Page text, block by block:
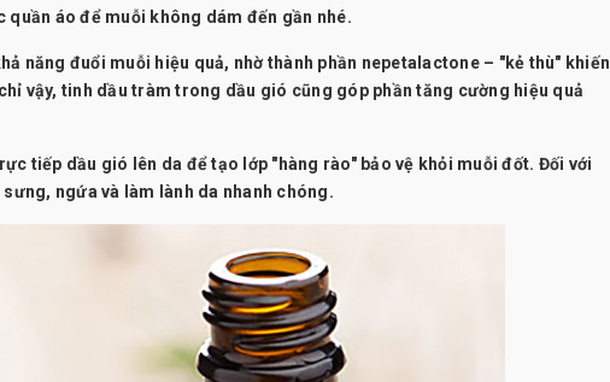
áo để muỗi không dám đến gần nhé.
năng đuổi muỗi hiệu quả, nhờ thành phần nepetalactone – "kẻ thù" khiến
vậy, tinh dầu tràm trong dầu gió cũng góp phần tăng cường hiệu quả
tiếp dầu gió lên da để tạo lớp "hàng rào" bảo vệ khỏi muỗi đốt. Đối với
ngứa và làm lành da nhanh chóng.